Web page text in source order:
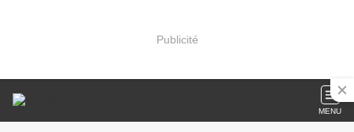
Publicité
MENU